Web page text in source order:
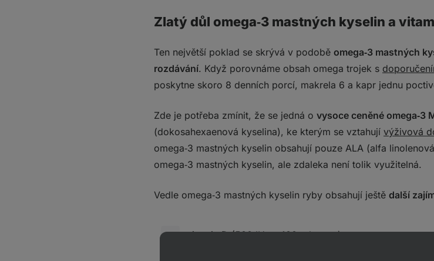
Zlatý důl omega‑3 mastných kyselin a
Ten největší poklad se skrývá v podobě omega‑3 mastných
rozdávání. Když porovnáme obsah omega trojek s
poskytne skoro 8 denních porcí, makrela 6 a kapr jednu
Zde je potřeba zmínit, že se jedná o vysoce ceněné omega‑3
(dokosahexaenová kyselina), ke kterým se vztahují výživová
omega‑3 mastných kyselin obsahují pouze ALA (alfa
omega‑3 mastných kyselin, ale zdaleka není tolik využitelná.
Vedle omega‑3 mastných kyselin ryby obsahují ještě další
vitamin D (500 IU na 100 g lososa)